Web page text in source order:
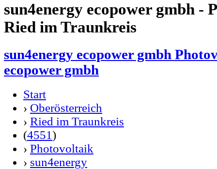
sun4energy ecopower gmbh -
Ried im Traunkreis
sun4energy ecopower gmbh
ecopower gmbh
Start
› Oberösterreich
› Ried im Traunkreis
(4551)
› Photovoltaik
› sun4energy